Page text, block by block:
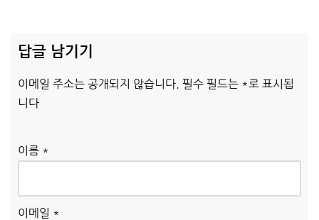
답글 남기기
이메일 주소는 공개되지 않습니다. 필수 필드는 * 로 표시됩
니다
이름 *
이메일 *